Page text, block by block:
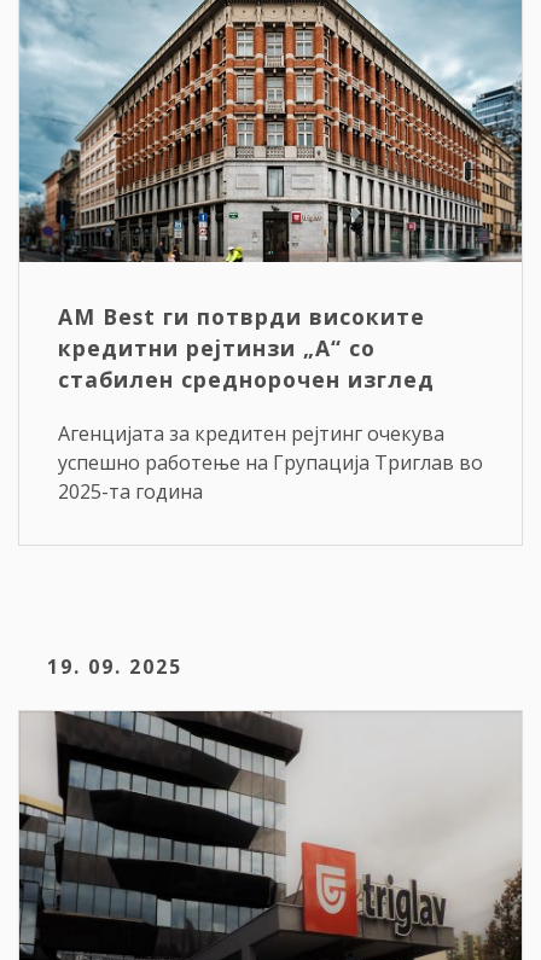
АM Best ги потврди високите
кредитни рејтинзи „A“ со
стабилен среднорочен изглед
Агенцијата за кредитен рејтинг очекува
успешно работење на Групација Триглав во
2025-та година
19. 09. 2025